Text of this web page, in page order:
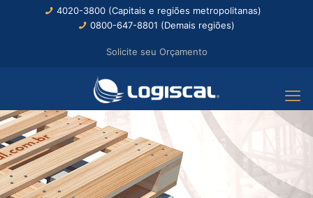
4020-3800 (Capitais e regiões metropolitanas)
0800-647-8801 (Demais regiões)
Solicite seu Orçamento